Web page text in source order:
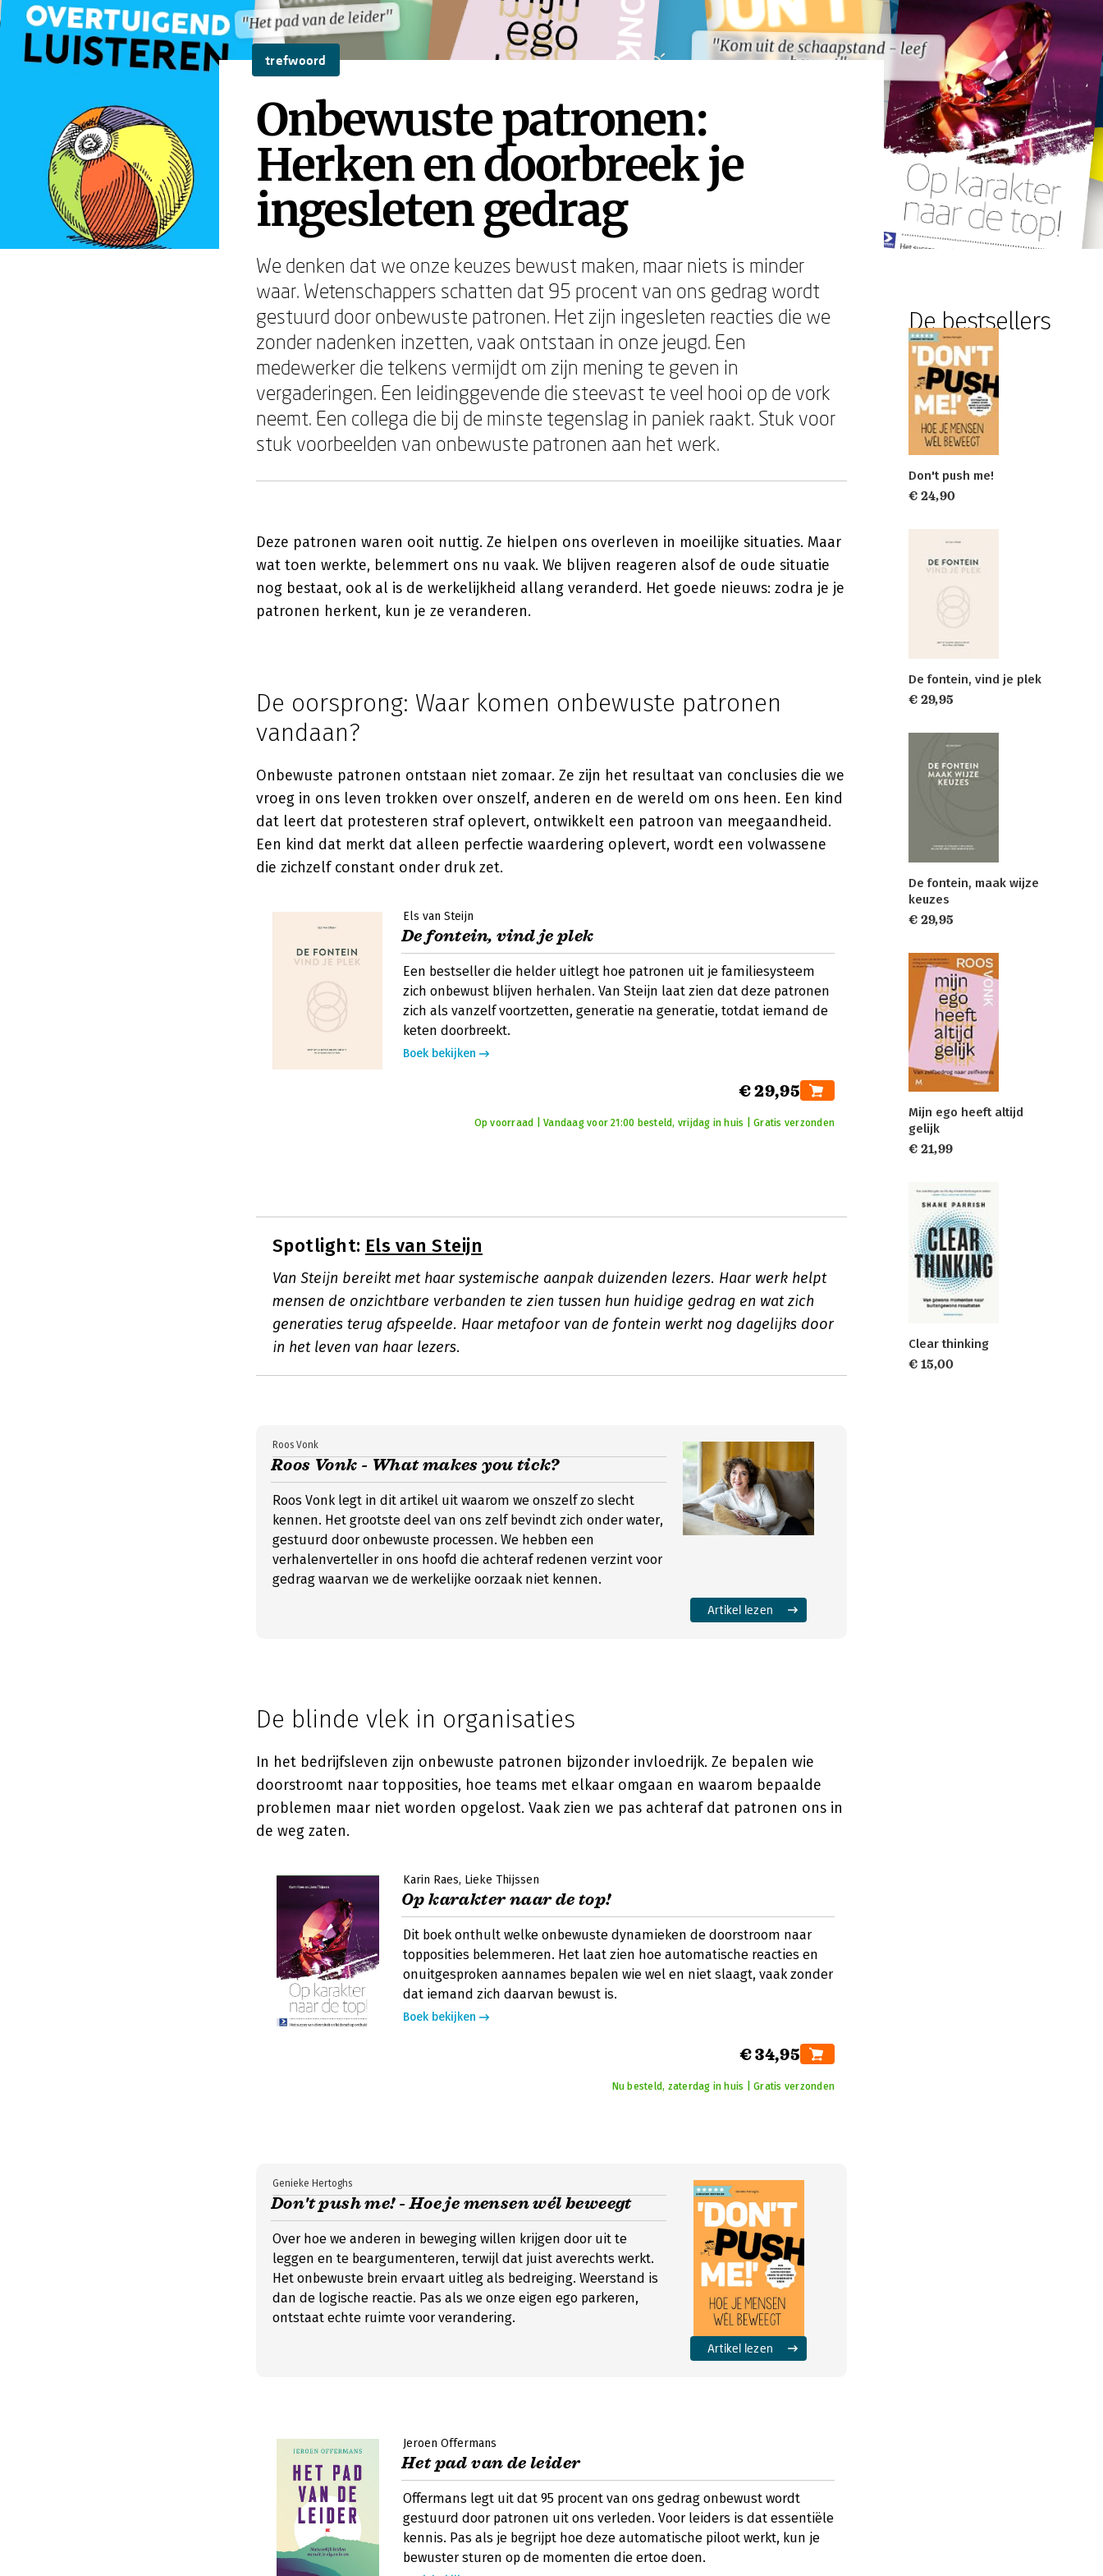
"Het pad van de leider"
"Kom uit de schaapstand - leef
bewust"
"Het pad van de leider"
"Kom uit de schaapstand - leef
bewust"
trefwoord
Onbewuste patronen:
Herken en doorbreek je
ingesleten gedrag
We denken dat we onze keuzes bewust maken, maar niets is minder
waar. Wetenschappers schatten dat 95 procent van ons gedrag wordt
gestuurd door onbewuste patronen. Het zijn ingesleten reacties die we
zonder nadenken inzetten, vaak ontstaan in onze jeugd. Een
medewerker die telkens vermijdt om zijn mening te geven in
vergaderingen. Een leidinggevende die steevast te veel hooi op de vork
neemt. Een collega die bij de minste tegenslag in paniek raakt. Stuk voor
stuk voorbeelden van onbewuste patronen aan het werk.
Deze patronen waren ooit nuttig. Ze hielpen ons overleven in moeilijke situaties. Maar
wat toen werkte, belemmert ons nu vaak. We blijven reageren alsof de oude situatie
nog bestaat, ook al is de werkelijkheid allang veranderd. Het goede nieuws: zodra je je
patronen herkent, kun je ze veranderen.
De oorsprong: Waar komen onbewuste patronen
vandaan?
Onbewuste patronen ontstaan niet zomaar. Ze zijn het resultaat van conclusies die we
vroeg in ons leven trokken over onszelf, anderen en de wereld om ons heen. Een kind
dat leert dat protesteren straf oplevert, ontwikkelt een patroon van meegaandheid.
Een kind dat merkt dat alleen perfectie waardering oplevert, wordt een volwassene
die zichzelf constant onder druk zet.
Els van Steijn
De fontein, vind je plek
Een bestseller die helder uitlegt hoe patronen uit je familiesysteem
zich onbewust blijven herhalen. Van Steijn laat zien dat deze patronen
zich als vanzelf voortzetten, generatie na generatie, totdat iemand de
keten doorbreekt.
Boek bekijken
€ 29,95
Op voorraad | Vandaag voor 21:00 besteld, vrijdag in huis | Gratis verzonden
Spotlight: Els van Steijn
Van Steijn bereikt met haar systemische aanpak duizenden lezers. Haar werk helpt
mensen de onzichtbare verbanden te zien tussen hun huidige gedrag en wat zich
generaties terug afspeelde. Haar metafoor van de fontein werkt nog dagelijks door
in het leven van haar lezers.
Roos Vonk - What makes you tick?
Roos Vonk
Roos Vonk legt in dit artikel uit waarom we onszelf zo slecht
kennen. Het grootste deel van ons zelf bevindt zich onder water,
gestuurd door onbewuste processen. We hebben een
verhalenverteller in ons hoofd die achteraf redenen verzint voor
gedrag waarvan we de werkelijke oorzaak niet kennen.
Artikel lezen
De blinde vlek in organisaties
In het bedrijfsleven zijn onbewuste patronen bijzonder invloedrijk. Ze bepalen wie
doorstroomt naar topposities, hoe teams met elkaar omgaan en waarom bepaalde
problemen maar niet worden opgelost. Vaak zien we pas achteraf dat patronen ons in
de weg zaten.
Karin Raes Lieke Thijssen
Op karakter naar de top!
Dit boek onthult welke onbewuste dynamieken de doorstroom naar
topposities belemmeren. Het laat zien hoe automatische reacties en
onuitgesproken aannames bepalen wie wel en niet slaagt, vaak zonder
dat iemand zich daarvan bewust is.
Boek bekijken
€ 34,95
Nu besteld, zaterdag in huis | Gratis verzonden
Don't push me! - Hoe je mensen wél beweegt
Genieke Hertoghs
Over hoe we anderen in beweging willen krijgen door uit te
leggen en te beargumenteren, terwijl dat juist averechts werkt.
Het onbewuste brein ervaart uitleg als bedreiging. Weerstand is
dan de logische reactie. Pas als we onze eigen ego parkeren,
ontstaat echte ruimte voor verandering.
Artikel lezen
Jeroen Offermans
Het pad van de leider
Offermans legt uit dat 95 procent van ons gedrag onbewust wordt
gestuurd door patronen uit ons verleden. Voor leiders is dat essentiële
kennis. Pas als je begrijpt hoe deze automatische piloot werkt, kun je
bewuster sturen op de momenten die ertoe doen.
De bestsellers
Don't push me!
€ 24,90
De fontein, vind je plek
€ 29,95
De fontein, maak wijze
keuzes
€ 29,95
Mijn ego heeft altijd
gelijk
€ 21,99
Clear thinking
€ 15,00